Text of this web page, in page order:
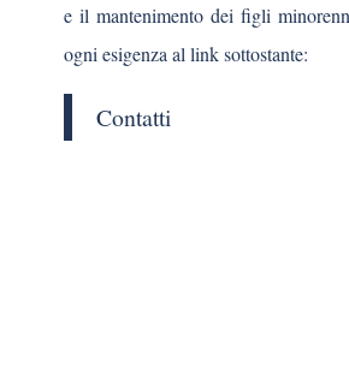
e il mantenimento dei figli
ogni esigenza al link sottostante:
Contatti